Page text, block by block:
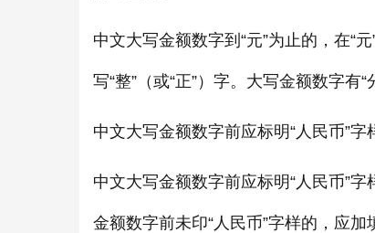
中文大写金额数字到“元”为止的，在“
写“整”（或“正”）字。大写金额数字有“
中文大写金额数字前应标明“人民币”字
中文大写金额数字前应标明“人民币”
金额数字前未印“人民币”字样的，应